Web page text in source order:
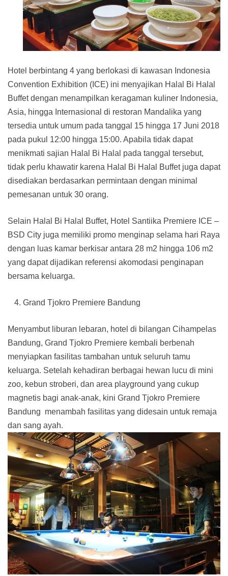
Hotel berbintang 4 yang berlokasi di kawasan Indonesia
Convention Exhibition (ICE) ini menyajikan Halal Bi Halal
Buffet dengan menampilkan keragaman kuliner Indonesia,
Asia, hingga Internasional di restoran Mandalika yang
tersedia untuk umum pada tanggal 15 hingga 17 Juni 2018
pada pukul 12:00 hingga 15:00. Apabila tidak dapat
menikmati sajian Halal Bi Halal pada tanggal tersebut,
tidak perlu khawatir karena Halal Bi Halal Buffet juga dapat
disediakan berdasarkan permintaan dengan minimal
pemesanan untuk 30 orang.
Selain Halal Bi Halal Buffet, Hotel Santiika Premiere ICE –
BSD City juga memiliki promo menginap selama hari Raya
dengan luas kamar berkisar antara 28 m2 hingga 106 m2
yang dapat dijadikan referensi akomodasi penginapan
bersama keluarga.
Grand Tjokro Premiere Bandung
Menyambut liburan lebaran, hotel di bilangan Cihampelas
Bandung, Grand Tjokro Premiere kembali berbenah
menyiapkan fasilitas tambahan untuk seluruh tamu
keluarga. Setelah kehadiran berbagai hewan lucu di mini
zoo, kebun stroberi, dan area playground yang cukup
magnetis bagi anak-anak, kini Grand Tjokro Premiere
Bandung menambah fasilitas yang didesain untuk remaja
dan sang ayah.